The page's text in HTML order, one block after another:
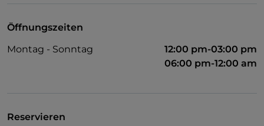
Öffnungszeiten
Montag - Sonntag
12:00 pm-03:00 pm
06:00 pm-12:00 am
Reservieren